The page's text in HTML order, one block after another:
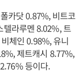
카닷 0.87%, 비트코
텔라루멘 8.02%, 트
체인 0.98%, 유니
제트캐시 8.77%,
등이다.